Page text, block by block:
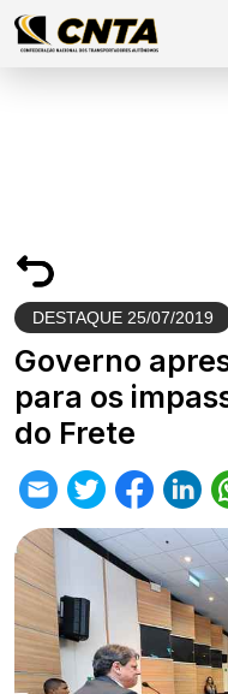
DESTAQUE 25/07/2019
Governo
para os
do Frete